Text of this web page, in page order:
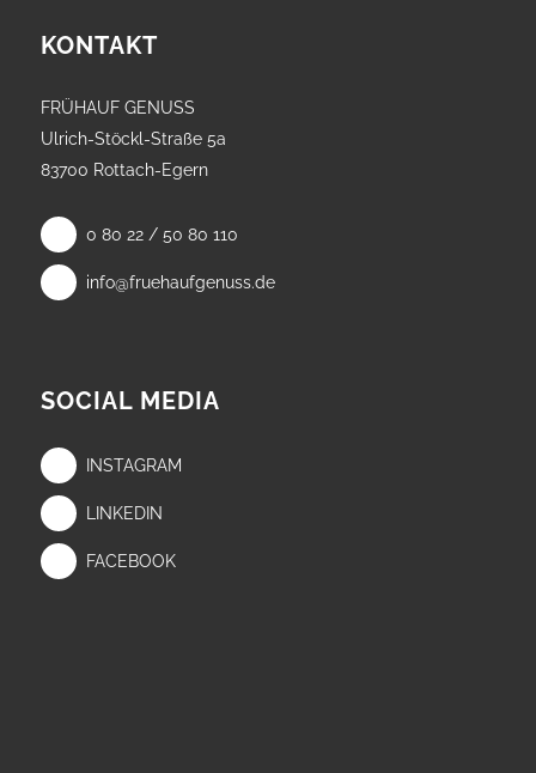
KONTAKT
FRÜHAUF GENUSS
Ulrich-Stöckl-Straße 5a
83700 Rottach-Egern
0 80 22 / 50 80 110
info@fruehaufgenuss.de
SOCIAL MEDIA
INSTAGRAM
LINKEDIN
FACEBOOK